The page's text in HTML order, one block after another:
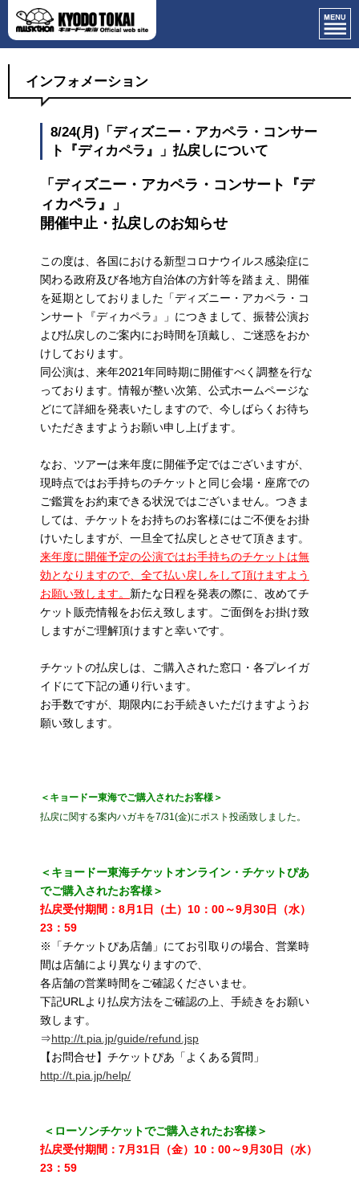
インフォメーション
8/24(月)「ディズニー・アカペラ・コンサー
ト『ディカペラ』」払戻しについて
「ディズニー・アカペラ・コンサート『デ
ィカペラ』」
開催中止・払戻しのお知らせ
この度は、各国における新型コロナウイルス感染症に
関わる政府及び各地方自治体の方針等を踏まえ、開催
を延期としておりました「ディズニー・アカペラ・コ
ンサート『ディカペラ』」につきまして、振替公演お
よび払戻しのご案内にお時間を頂戴し、ご迷惑をおか
けしております。
同公演は、来年2021年同時期に開催すべく調整を行な
っております。情報が整い次第、公式ホームページな
どにて詳細を発表いたしますので、今しばらくお待ち
いただきますようお願い申し上げます。
なお、ツアーは来年度に開催予定ではございますが、
現時点ではお手持ちのチケットと同じ会場・座席での
ご鑑賞をお約束できる状況ではございません。つきま
しては、チケットをお持ちのお客様にはご不便をお掛
けいたしますが、一旦全て払戻しとさせて頂きます。
来年度に開催予定の公演ではお手持ちのチケットは無
効となりますので、全て払い戻しをして頂けますよう
お願い致します。 新たな日程を発表の際に、改めてチ
ケット販売情報をお伝え致します。ご面倒をお掛け致
しますがご理解頂けますと幸いです。
チケットの払戻しは、ご購入された窓口・各プレイガ
イドにて下記の通り行います。
お手数ですが、期限内にお手続きいただけますようお
願い致します。
＜キョードー東海でご購入されたお客様＞
払戻に関する案内ハガキを7/31(金)にポスト投函致しました。
＜キョードー東海チケットオンライン・チケットぴあ
でご購入されたお客様＞
払戻受付期間：8月1日（土）10：00～9月30日（水）
23：59
※「チケットぴあ店舗」にてお引取りの場合、営業時
間は店舗により異なりますので、
各店舗の営業時間をご確認くださいませ。
下記URLより払戻方法をご確認の上、手続きをお願い
致します。
⇒http://t.pia.jp/guide/refund.jsp
【お問合せ】チケットぴあ「よくある質問」
http://t.pia.jp/help/
＜ローソンチケットでご購入されたお客様＞
払戻受付期間：7月31日（金）10：00～9月30日（水）
23：59